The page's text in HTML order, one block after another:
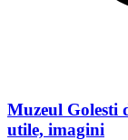
Muzeul Golesti
utile, imagini